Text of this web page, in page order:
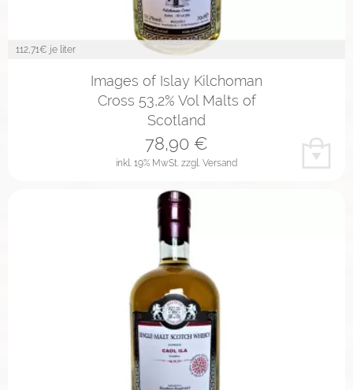
112,71€ je liter
Images of Islay Kilchoman
Cross 53,2% Vol Malts of
Scotland
inkl. 19% MwSt. zzgl. Versand
78,90 €